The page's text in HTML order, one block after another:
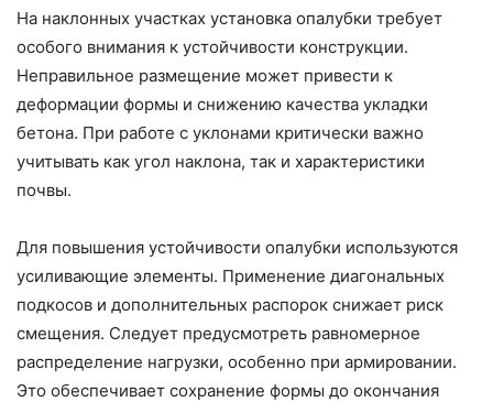
На наклонных участках установка опалубки требует
особого внимания к устойчивости конструкции.
Неправильное размещение может привести к
деформации формы и снижению качества укладки
бетона. При работе с уклонами критически важно
учитывать как угол наклона, так и характеристики
почвы.
Для повышения устойчивости опалубки используются
усиливающие элементы. Применение диагональных
подкосов и дополнительных распорок снижает риск
смещения. Следует предусмотреть равномерное
распределение нагрузки, особенно при армировании.
Это обеспечивает сохранение формы до окончания